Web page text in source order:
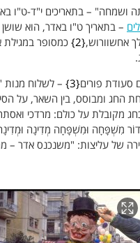
ושמחה" – בתאריכים י"ד-ט"ו
– בתאריך ט"ו באדר, הוא שושן
אחשוורוש, 2 כמסופר
סעודת פורים 3 – לשלוח מנות
ומבוסס, בין השאר, על
מקובלת על כולם: מרדכי
וּמִשְׁפָּחָה מְדִינָה וּמְדִינָה
של עליצות: "משנכנס אדר –